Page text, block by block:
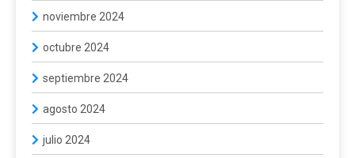
noviembre 2024
octubre 2024
septiembre 2024
agosto 2024
julio 2024